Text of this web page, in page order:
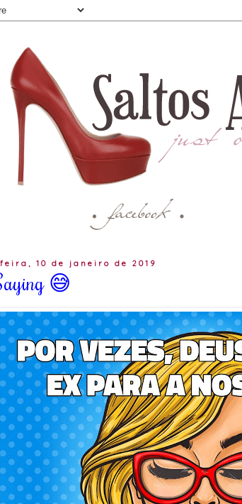
10 de janeiro de 2019
😅